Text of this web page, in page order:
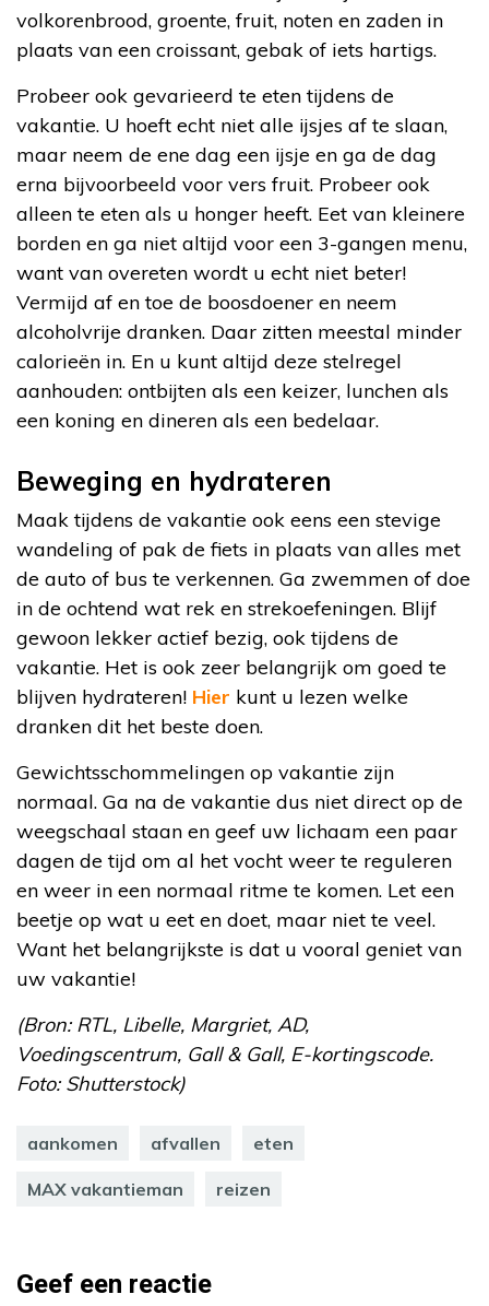
volkorenbrood, groente, fruit, noten en zaden in
plaats van een croissant, gebak of iets hartigs.
Probeer ook gevarieerd te eten tijdens de
vakantie. U hoeft echt niet alle ijsjes af te slaan,
maar neem de ene dag een ijsje en ga de dag
erna bijvoorbeeld voor vers fruit. Probeer ook
alleen te eten als u honger heeft. Eet van kleinere
borden en ga niet altijd voor een 3-gangen menu,
want van overeten wordt u echt niet beter!
Vermijd af en toe de boosdoener en neem
alcoholvrije dranken. Daar zitten meestal minder
calorieën in. En u kunt altijd deze stelregel
aanhouden: ontbijten als een keizer, lunchen als
een koning en dineren als een bedelaar.
Beweging en hydrateren
Maak tijdens de vakantie ook eens een stevige
wandeling of pak de fiets in plaats van alles met
de auto of bus te verkennen. Ga zwemmen of doe
in de ochtend wat rek en strekoefeningen. Blijf
gewoon lekker actief bezig, ook tijdens de
vakantie. Het is ook zeer belangrijk om goed te
blijven hydrateren! Hier kunt u lezen welke
dranken dit het beste doen.
Gewichtsschommelingen op vakantie zijn
normaal. Ga na de vakantie dus niet direct op de
weegschaal staan en geef uw lichaam een paar
dagen de tijd om al het vocht weer te reguleren
en weer in een normaal ritme te komen. Let een
beetje op wat u eet en doet, maar niet te veel.
Want het belangrijkste is dat u vooral geniet van
uw vakantie!
(Bron: RTL, Libelle, Margriet, AD,
Voedingscentrum, Gall & Gall, E-kortingscode.
Foto: Shutterstock)
aankomen afvallen eten
MAX vakantieman reizen
Geef een reactie